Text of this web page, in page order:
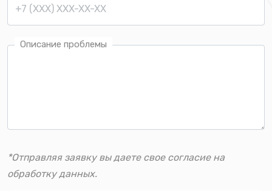
Описание проблемы
*Отправляя заявку вы даете свое согласие на
обработку данных.